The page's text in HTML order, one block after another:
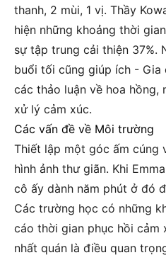
thanh, 2 mùi, 1 vị. Thầy
hiện những khoảng thời
sự tập trung cải thiện 37%.
buổi tối cũng giúp ích - Gia
các thảo luận về hoa
xử lý cảm xúc.
Các vấn đề về Môi trường
Thiết lập một góc ấm cúng
hình ảnh thư giãn. Khi
cô ấy dành năm phút ở đó
Các trường học có những
cáo thời gian phục hồi cảm
nhất quán là điều quan